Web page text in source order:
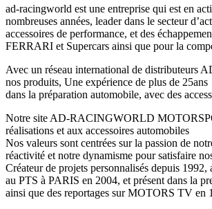
ad-racingworld est une entreprise qui est en
nombreuses années, leader dans le secteur
accessoires de performance, et des
FERRARI et Supercars ainsi que pour la
Avec un réseau international de distributeurs
nos produits, Une expérience de plus de 25ans
dans la préparation automobile, avec des
Notre site AD-RACINGWORLD
réalisations et aux accessoires automobiles
Nos valeurs sont centrées sur la passion de
réactivité et notre dynamisme pour satisfaire
Créateur de projets personnalisés depuis 1992,
au PTS à PARIS en 2004, et présent dans la
ainsi que des reportages sur MOTORS TV en